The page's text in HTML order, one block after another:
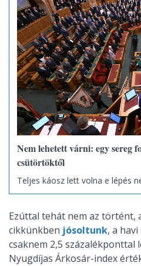
Nem lehetett várni: egy sereg
csütörtöktől
Teljes káosz lett volna e lépés
Ezúttal tehát nem az történt,
cikkünkben jósoltunk, a
csaknem 2,5
Nyugdíjas Árkosár-index